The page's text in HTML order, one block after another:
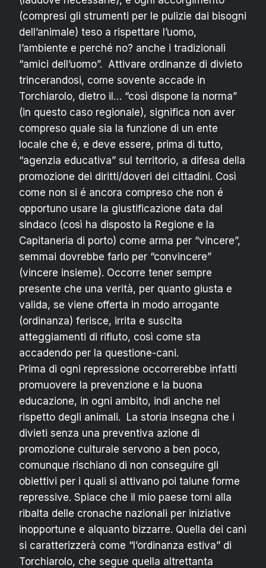
(compresi gli strumenti per le pulizie dai bisogni
dell’animale) teso a rispettare l’uomo,
l’ambiente e perché no? anche i tradizionali
“amici dell’uomo”. Attivare ordinanze di divieto
trincerandosi, come sovente accade in
Torchiarolo, dietro il… “così dispone la norma”
(in questo caso regionale), significa non aver
compreso quale sia la funzione di un ente
locale che é, e deve essere, prima di tutto,
“agenzia educativa” sul territorio, a difesa della
promozione dei diritti/doveri dei cittadini. Così
come non si é ancora compreso che non é
opportuno usare la giustificazione data dal
sindaco (così ha disposto la Regione e la
Capitaneria di porto) come arma per “vincere”,
semmai dovrebbe farlo per “convincere”
(vincere insieme). Occorre tener sempre
presente che una verità, per quanto giusta e
valida, se viene offerta in modo arrogante
(ordinanza) ferisce, irrita e suscita
atteggiamenti di rifiuto, così come sta
accadendo per la questione-cani.
Prima di ogni repressione occorrerebbe infatti
promuovere la prevenzione e la buona
educazione, in ogni ambito, indi anche nel
rispetto degli animali. La storia insegna che i
divieti senza una preventiva azione di
promozione culturale servono a ben poco,
comunque rischiano di non conseguire gli
obiettivi per i quali si attivano poi talune forme
repressive. Spiace che il mio paese torni alla
ribalta delle cronache nazionali per iniziative
inopportune e alquanto bizzarre. Quella dei cani
si caratterizzerà come “l’ordinanza estiva” di
Torchiarolo, che segue quella altrettanta